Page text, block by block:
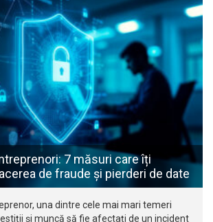
7 măsuri care îți
de fraude și pierderi de date
una dintre cele mai mari temeri
și muncă să fie afectați de un incident